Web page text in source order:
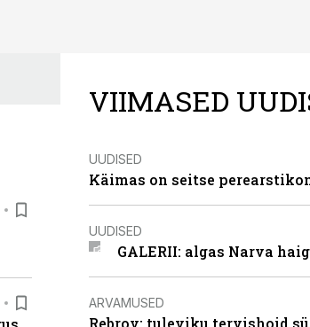
VIIMASED
UUDISED
Käimas on seitse
UUDISED
GALERII: algas Narva
ARVAMUSED
Rebrov: tuleviku tervishoid